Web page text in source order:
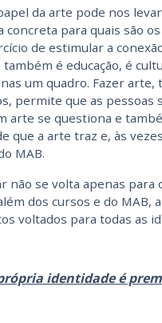
da arte pode nos
para quais são
de estimular a
é educação, é
um quadro. Fazer
permite que as pessoas
arte se questiona e
que a arte traz e, às
MAB.
não se volta apenas
dos cursos e do MAB,
voltados para todas as
identidade é